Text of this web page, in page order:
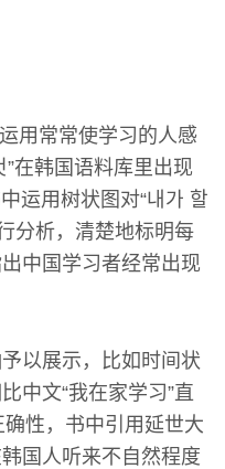
运用常常使学习的人感
在韩国语料库里出现
运用树状图对“내가 할
分析，清楚地标明每
中国学习者经常出现
以展示，比如时间状
中文“我在家学习”直
确性，书中引用延世大
国人听来不自然程度